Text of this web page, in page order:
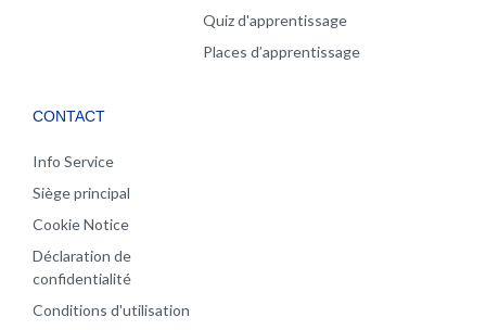
Quiz d'apprentissage
Places d’apprentissage
CONTACT
Info Service
Siège principal
Cookie Notice
Déclaration de
confidentialité
Conditions d'utilisation